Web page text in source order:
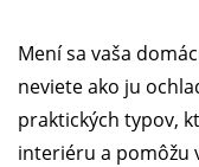
Mení sa vaša
neviete ako ju
praktických typov,
interiéru a pomôžu